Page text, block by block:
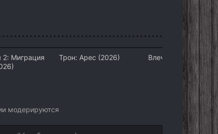
2: Миграция
Трон: Арес (2026) Влечение (2026)
модерируются